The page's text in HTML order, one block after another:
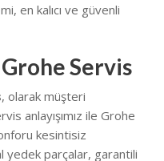
en kalıcı ve güvenli
Servis
, olarak müşteri
anlayışımız ile Grohe
kesintisiz
yedek parçalar, garantili